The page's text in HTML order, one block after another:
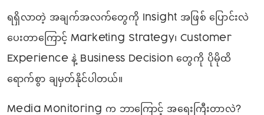
ရရှိလာတဲ့ အချက်အလက်တွေကို Insight အဖြစ် ပြောင်းလဲ
ပေးတာကြောင့် Marketing Strategy၊ Customer
Experience နဲ့ Business Decision တွေကို ပိုမိုထိ
ရောက်စွာ ချမှတ်နိုင်ပါတယ်။
Media Monitoring က ဘာကြောင့် အရေးကြီးတာလဲ?